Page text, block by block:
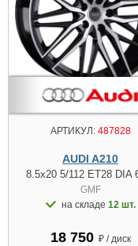
АРТИКУЛ:487828
AUDI A210
8.5x20 5/112 ET28 DIA
GMF
на складе 12 шт.
18 750 ₽ / диск